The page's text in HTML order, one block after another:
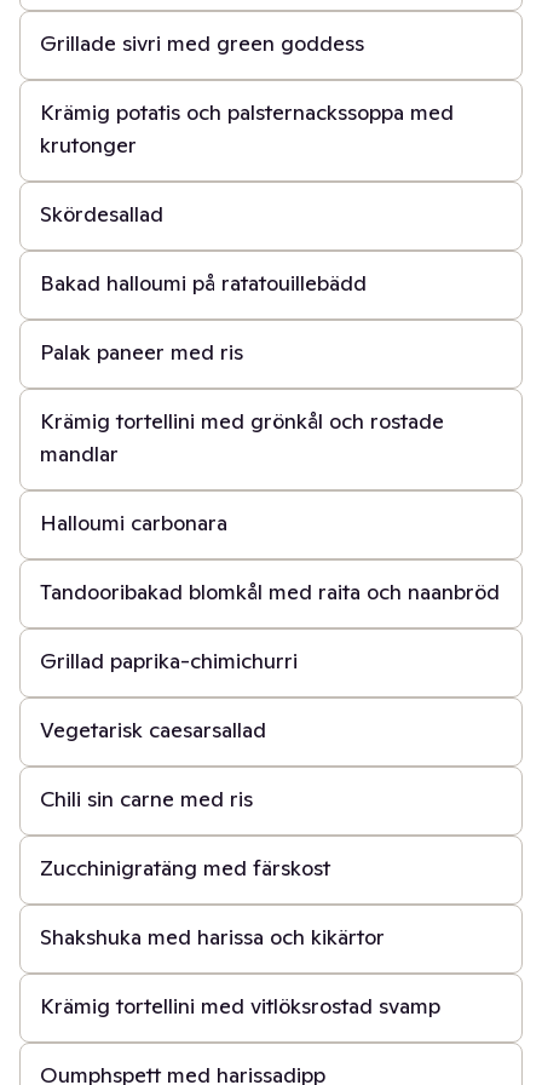
Grillade sivri med green goddess
30 min
Krämig potatis och palsternackssoppa med
krutonger
50 min
Skördesallad
30 min
Bakad halloumi på ratatouillebädd
30 min
Palak paneer med ris
15 min
Krämig tortellini med grönkål och rostade
mandlar
15 min
Halloumi carbonara
50 min
Tandooribakad blomkål med raita och naanbröd
30 min
Grillad paprika-chimichurri
30 min
Vegetarisk caesarsallad
15 min
Chili sin carne med ris
1 t
Zucchinigratäng med färskost
30 min
Shakshuka med harissa och kikärtor
20 min
Krämig tortellini med vitlöksrostad svamp
45 min
Oumphspett med harissadipp